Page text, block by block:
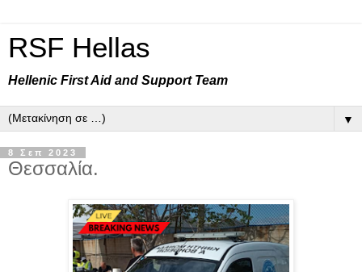
RSF Hellas
Hellenic First Aid and Support Team
▼
8 Σεπ 2023
Θεσσαλία.